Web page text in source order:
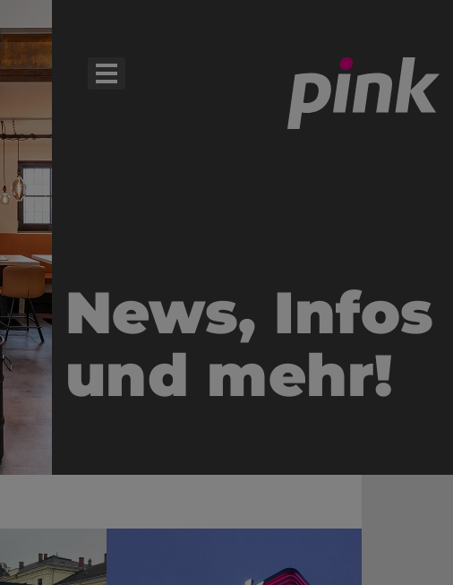
News, Infos
und mehr!